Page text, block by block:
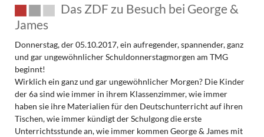
Das ZDF zu Besuch bei George &
James
Donnerstag, der 05.10.2017, ein aufregender, spannender, ganz
und gar ungewöhnlicher Schuldonnerstagmorgen am TMG
beginnt!
Wirklich ein ganz und gar ungewöhnlicher Morgen? Die Kinder
der 6a sind wie immer in ihrem Klassenzimmer, wie immer
haben sie ihre Materialien für den Deutschunterricht auf ihren
Tischen, wie immer kündigt der Schulgong die erste
Unterrichtsstunde an, wie immer kommen George & James mit